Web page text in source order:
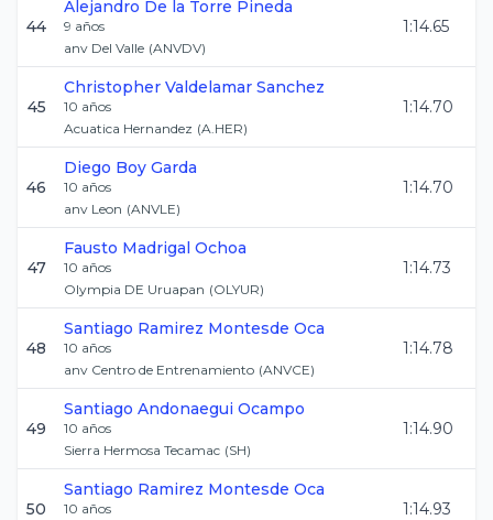
44
Alejandro De la Torre Pineda
9 años
anv Del Valle (ANVDV)
1:14.65
45
Christopher Valdelamar Sanchez
10 años
Acuatica Hernandez (A.HER)
1:14.70
46
Diego Boy Garda
10 años
anv Leon (ANVLE)
1:14.70
47
Fausto Madrigal Ochoa
10 años
Olympia DE Uruapan (OLYUR)
1:14.73
48
Santiago Ramirez Montesde Oca
10 años
anv Centro de Entrenamiento (ANVCE)
1:14.78
49
Santiago Andonaegui Ocampo
10 años
Sierra Hermosa Tecamac (SH)
1:14.90
50
Santiago Ramirez Montesde Oca
10 años
1:14.93